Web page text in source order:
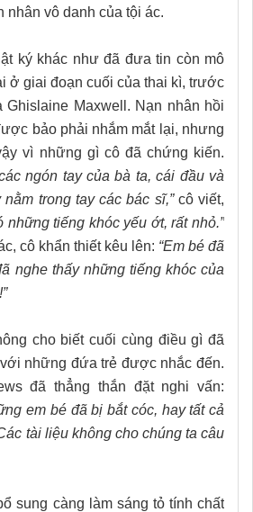
nhân vô danh của tội ác.
ký khác như đã đưa tin còn mô
ở giai đoạn cuối của thai kì, trước
Maxwell. Nạn nhân hồi
bảo phải nhắm mắt lại, nhưng
vì những gì cô đã chứng kiến.
ngón tay của bà ta, cái đầu và
trong tay các bác sĩ,”cô viết,
những tiếng khóc yếu ớt, rất nhỏ.”
cô khẩn thiết kêu lên: “Em bé đã
nghe thấy những tiếng khóc của
cho biết cuối cùng điều gì đã
những đứa trẻ được nhắc đến.
đã thẳng thắn đặt nghi vấn:
em bé đã bị bắt cóc, hay tất cả
tài liệu không cho chúng ta câu
sung càng làm sáng tỏ tính chất